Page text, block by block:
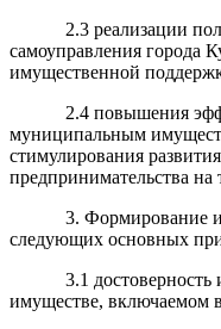
2.3 реализации
самоуправления города
имущественной
2.4 повышения
муниципальным
стимулирования
предпринимательства на
3. Формирование
следующих основных
3.1
имуществе, включаемом